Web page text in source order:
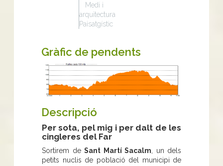
Medi i
arquitectura
Paisatgístic
Gràfic de pendents
Descripció
Per sota, pel mig i per dalt de les
cingleres del Far
Sortirem de Sant Martí Sacalm, un dels
petits nuclis de població del municipi de